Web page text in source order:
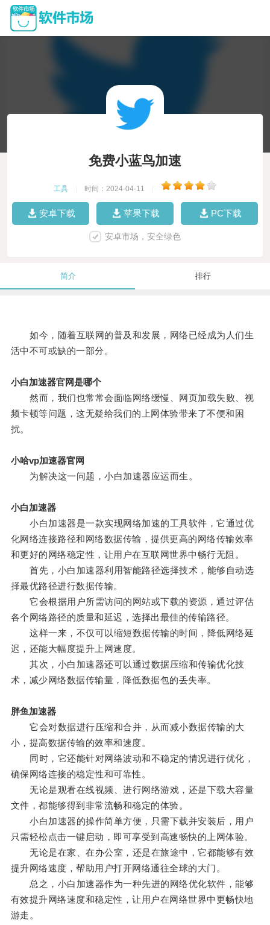
免费小蓝鸟加速
工具 时间：2024-04-11
安卓下载 苹果下载 PC下载
安卓市场，安全绿色
简介 排行
如今，随着互联网的普及和发展，网络已经成为人们生
活中不可或缺的一部分。
小白加速器官网是哪个
然而，我们也常常会面临网络缓慢、网页加载失败、视
频卡顿等问题，这无疑给我们的上网体验带来了不便和困
扰。
小哈vp加速器官网
为解决这一问题，小白加速器应运而生。
小白加速器
小白加速器是一款实现网络加速的工具软件，它通过优
化网络连接路径和网络数据传输，提供更高的网络传输效率
和更好的网络稳定性，让用户在互联网世界中畅行无阻。
首先，小白加速器利用智能路径选择技术，能够自动选
择最优路径进行数据传输。
它会根据用户所需访问的网站或下载的资源，通过评估
各个网络路径的质量和延迟，选择出最佳的传输路径。
这样一来，不仅可以缩短数据传输的时间，降低网络延
迟，还能大幅度提升上网速度。
其次，小白加速器还可以通过数据压缩和传输优化技
术，减少网络数据传输量，降低数据包的丢失率。
胖鱼加速器
它会对数据进行压缩和合并，从而减小数据传输的大
小，提高数据传输的效率和速度。
同时，它还能针对网络波动和不稳定的情况进行优化，
确保网络连接的稳定性和可靠性。
无论是观看在线视频、进行网络游戏，还是下载大容量
文件，都能够得到非常流畅和稳定的体验。
小白加速器的操作简单方便，只需下载并安装后，用户
只需轻松点击一键启动，即可享受到高速畅快的上网体验。
无论是在家、在办公室，还是在旅途中，它都能够有效
提升网络速度，帮助用户打开网络通往全球的大门。
总之，小白加速器作为一种先进的网络优化软件，能够
有效提升网络速度和稳定性，让用户在网络世界中更畅快地
游走。